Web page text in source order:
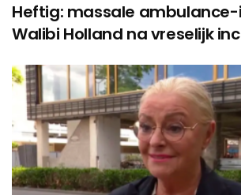
Heftig: massale
Walibi Holland na vreselijk